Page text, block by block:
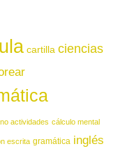
cartilla ciencias
actividades cálculo mental
escrita gramática inglés